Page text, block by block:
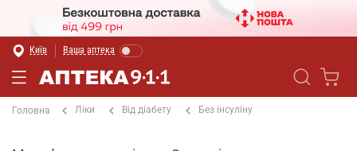
Київ Ваша аптека
Головна Ліки Від діабету Без інсуліну